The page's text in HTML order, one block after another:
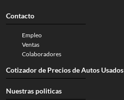
Contacto
Empleo
Ventas
Colaboradores
Cotizador de Precios de Autos Usados
Nuestras politicas